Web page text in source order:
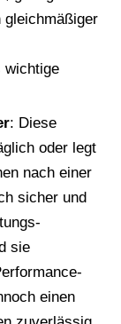
gleichmäßiger
wichtige
: Diese
oder legt
nach einer
sicher und
sie
einen